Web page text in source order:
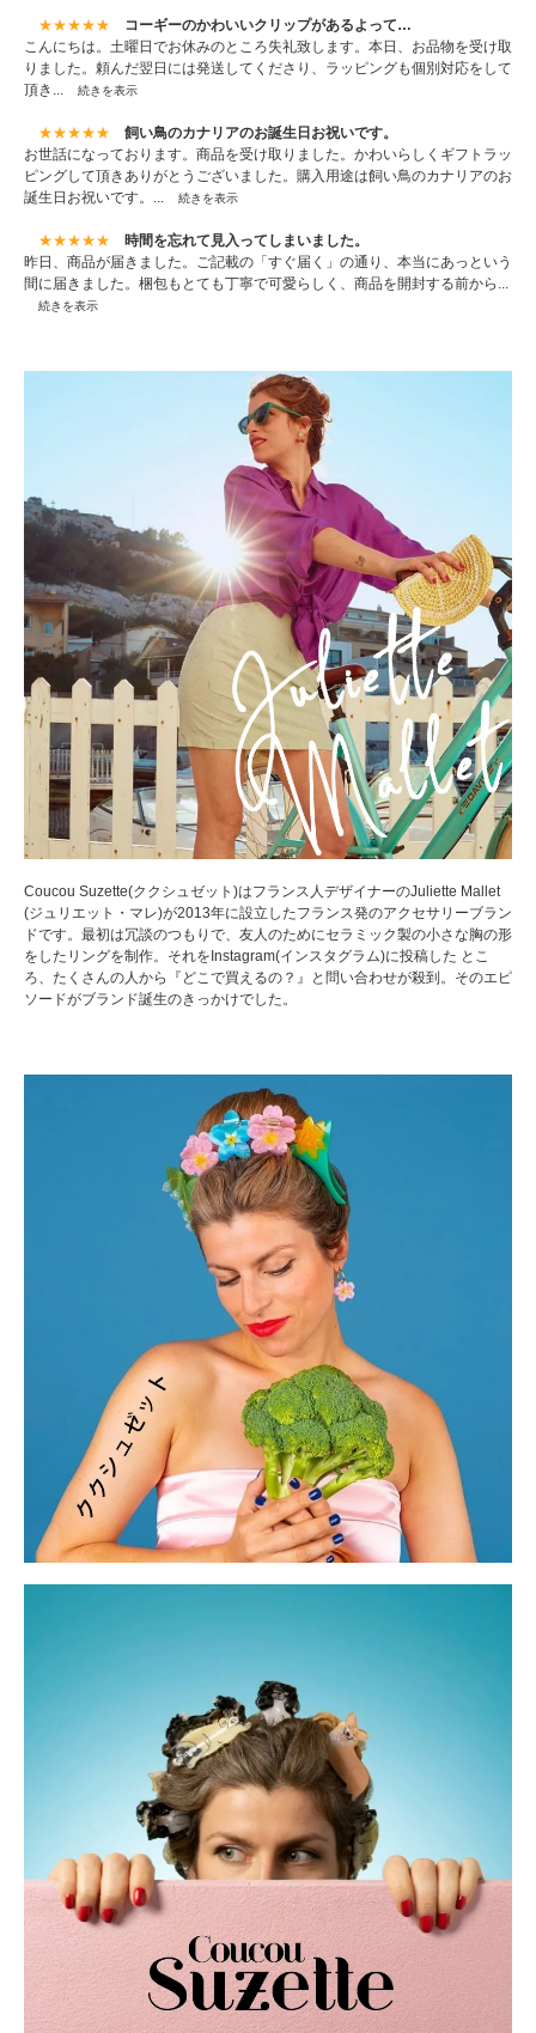
★★★★★
コーギーのかわいいクリップがあるよって…
こんにちは。土曜日でお休みのところ失礼致します。本日、お品物を受け取
りました。頼んだ翌日には発送してくださり、ラッピングも個別対応をして
頂き...
続きを表示
★★★★★
飼い鳥のカナリアのお誕生日お祝いです。
お世話になっております。商品を受け取りました。かわいらしくギフトラッ
ピングして頂きありがとうございました。購入用途は飼い鳥のカナリアのお
誕生日お祝いです。...
続きを表示
★★★★★
時間を忘れて見入ってしまいました。
昨日、商品が届きました。ご記載の「すぐ届く」の通り、本当にあっという
間に届きました。梱包もとても丁寧で可愛らしく、商品を開封する前から...
続きを表示
Coucou Suzette(ククシュゼット)はフランス人デザイナーのJuliette Mallet
(ジュリエット・マレ)が2013年に設立したフランス発のアクセサリーブラン
ドです。最初は冗談のつもりで、友人のためにセラミック製の小さな胸の形
をしたリングを制作。それをInstagram(インスタグラム)に投稿した とこ
ろ、たくさんの人から『どこで買えるの？』と問い合わせが殺到。そのエピ
ソードがブランド誕生のきっかけでした。